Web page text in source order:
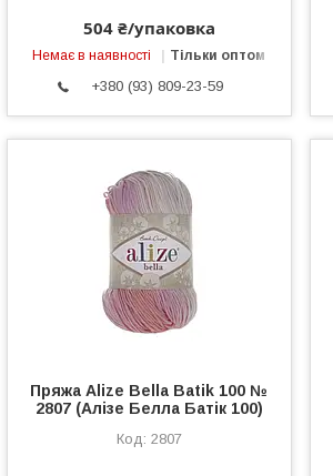
504 ₴/упаковка
Немає в наявності Тільки оптом
+380 (93) 809-23-59
Пряжа Alize Bella Batik 100 №
2807 (Алізе Белла Батік 100)
2807